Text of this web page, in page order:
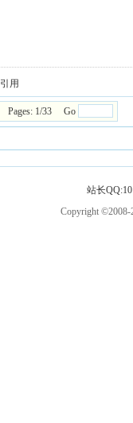
引用
Pages: 1/33 Go
站长
Copyright